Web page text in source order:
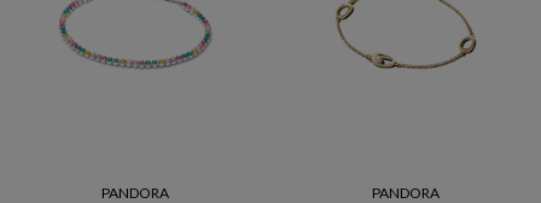
PANDORA PANDORA